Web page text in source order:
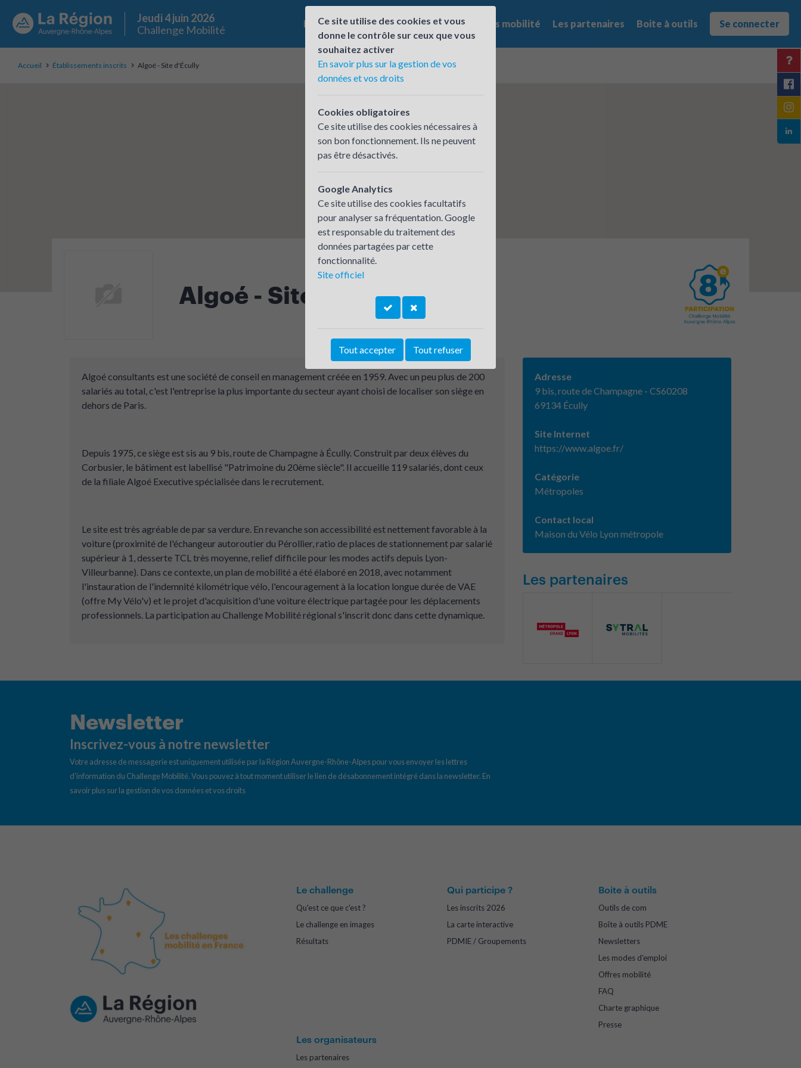
Jeudi 4 juin 2026
Challenge Mobilité
Le challenge Qui participe ? Les offres mobilité Les partenaires Boite à outils Se connecter
Accueil Établissements inscrits Algoé - Site d'Écully
Algoé - Site d'Écully
Algoé consultants est une société de conseil en management créée en 1959. Avec un peu plus de 200
salariés au total, c'est l'entreprise la plus importante du secteur ayant choisi de localiser son siège en
dehors de Paris.
Depuis 1975, ce siège est sis au 9 bis, route de Champagne à Écully. Construit par deux élèves du
Corbusier, le bâtiment est labellisé "Patrimoine du 20ème siècle". Il accueille 119 salariés, dont ceux
de la filiale Algoé Executive spécialisée dans le recrutement.
Le site est très agréable de par sa verdure. En revanche son accessibilité est nettement favorable à la
voiture (proximité de l'échangeur autoroutier du Pérollier, ratio de places de stationnement par salarié
supérieur à 1, desserte TCL très moyenne, relief difficile pour les modes actifs depuis Lyon-
Villeurbanne). Dans ce contexte, un plan de mobilité a été élaboré en 2018, avec notamment
l'instauration de l'indemnité kilométrique vélo, l'encouragement à la location longue durée de VAE
(offre My Vélo'v) et le projet d'acquisition d'une voiture électrique partagée pour les déplacements
professionnels. La participation au Challenge Mobilité régional s'inscrit donc dans cette dynamique.
Adresse
9 bis, route de Champagne - CS60208
69134 Écully
Site Internet
https://www.algoe.fr/
Catégorie
Métropoles
Contact local
Maison du Vélo Lyon métropole
Les partenaires
Newsletter
Inscrivez-vous à notre newsletter
Votre adresse de messagerie est uniquement utilisée par la Région Auvergne-Rhône-Alpes pour vous envoyer les lettres
d’information du Challenge Mobilité. Vous pouvez à tout moment utiliser le lien de désabonnement intégré dans la newsletter. En
savoir plus sur la gestion de vos données et vos droits
Le challenge
Qu'est ce que c'est ?
Le challenge en images
Résultats
Qui participe ?
Les inscrits 2026
La carte interactive
PDMIE / Groupements
Boite à outils
Outils de com
Boîte à outils PDME
Newsletters
Les modes d'emploi
Offres mobilité
FAQ
Charte graphique
Presse
Les organisateurs
Les partenaires
Ce site utilise des cookies et vous
donne le contrôle sur ceux que vous
souhaitez activer
En savoir plus sur la gestion de vos
données et vos droits
Cookies obligatoires
Ce site utilise des cookies nécessaires à
son bon fonctionnement. Ils ne peuvent
pas être désactivés.
Google Analytics
Ce site utilise des cookies facultatifs
pour analyser sa fréquentation. Google
est responsable du traitement des
données partagées par cette
fonctionnalité.
Site officiel
Tout accepter Tout refuser